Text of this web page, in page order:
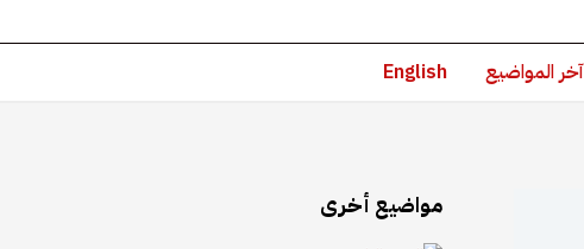
آخر المواضيع English
مواضيع أخرى